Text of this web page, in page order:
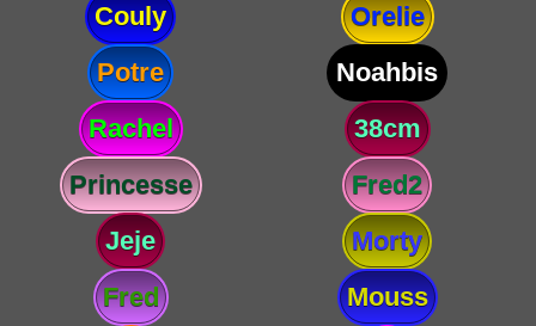
Couly
Orelie
Potre
Noahbis
Rachel
38cm
Princesse
Fred2
Jeje
Morty
Fred
Mouss